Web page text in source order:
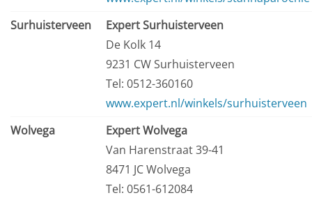
Surhuisterveen
Expert Surhuisterveen
De Kolk 14
9231 CW Surhuisterveen
Tel: 0512-360160
www.expert.nl/winkels/surhuisterveen
Wolvega
Expert Wolvega
Van Harenstraat 39-41
8471 JC Wolvega
Tel: 0561-612084